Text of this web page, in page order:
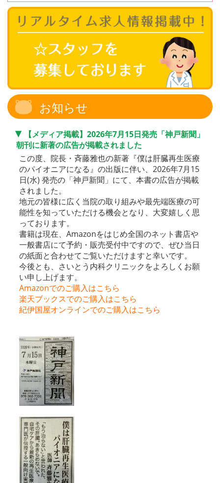
お知らせ
【メディア掲載】2026年7月15日発売「神戸新聞」
朝刊に新著の広告が掲載されました
この度、院長・斉藤雅也の新著『僕は肝臓再生医療
のパイオニアになる』の出版に伴い、2026年7月15
日(水) 発売の「神戸新聞」にて、本書の広告が掲載
されました。
地元の皆様に広く当院の取り組みや最先端医療の可
能性を知っていただける機会となり、大変嬉しく思
っております。
書籍は現在、Amazonをはじめ全国のネット書店や
一般書店にて予約・販売受付中ですので、ぜひ当日
の紙面と合わせてご覧いただけますと幸いです。
今後とも、さいとう内科クリニックをよろしくお願
い申し上げます。
Amazonでのご購入はこちら
楽天ブックスでのご購入はこちら
紀伊国屋オンラインでのご購入はこちら